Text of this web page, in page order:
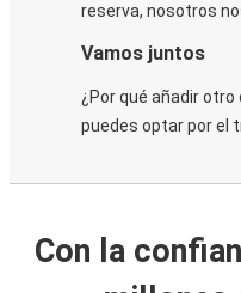
reserva, nosotros
Vamos juntos
¿Por qué añadir
puedes optar por el
Con la